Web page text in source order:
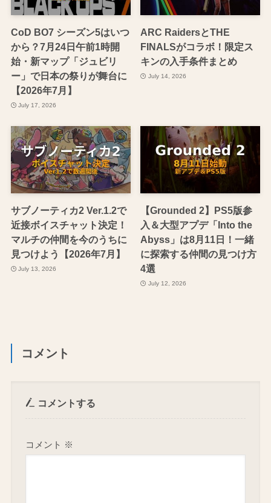
CoD BO7 シーズン5はいつ
から？7月24日午前1時開
始・新マップ「ジュビリ
ー」で日本の祭りが舞台に
【2026年7月】
July 17, 2026
ARC RaidersとTHE
FINALSがコラボ！限定ス
キンの入手条件まとめ
July 14, 2026
サブノーティカ2 Ver.1.2で
近接ボイスチャット決定！
マルチの仲間を今のうちに
見つけよう【2026年7月】
July 13, 2026
【Grounded 2】PS5版参
入＆大型アプデ「Into the
Abyss」は8月11日！一緒
に探索する仲間の見つけ方
4選
July 12, 2026
コメント
コメントする
コメント ※